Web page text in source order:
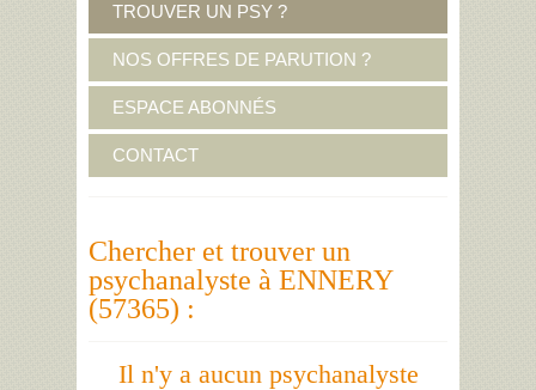
TROUVER UN PSY ?
NOS OFFRES DE PARUTION ?
ESPACE ABONNÉS
CONTACT
Chercher et trouver un
psychanalyste à ENNERY
(57365) :
Il n'y a aucun psychanalyste